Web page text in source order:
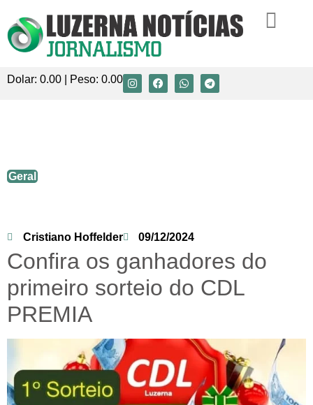
Dolar: 0.00 | Peso: 0.00
Geral
Cristiano Hoffelder 09/12/2024
Confira os ganhadores do
primeiro sorteio do CDL
PREMIA